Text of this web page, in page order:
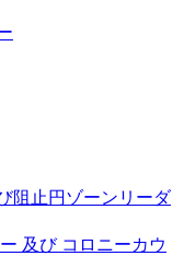
阻止円ゾーンリーダ
及び コロニーカウ